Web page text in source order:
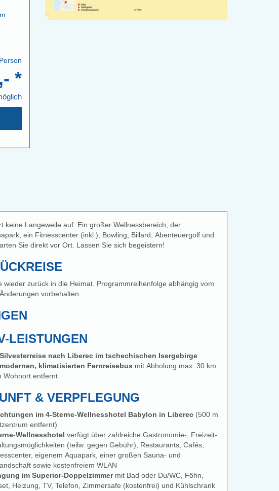
*
keine Langeweile auf: Ein großer Wellnessbereich, der
ein Fitnesscenter (inkl.), Bowling, Billard, Abenteuergolf und
Sie direkt vor Ort. Lassen Sie sich begeistern!
in die Heimat. Programmreihenfolge abhängig vom
vorbehalten.
LEISTUNGEN
nach Liberec im tschechischen Isergebirge
klimatisierten Fernreisebus mit Abholung max. 30 km
Wohnort entfernt
& VERPFLEGUNG
im 4-Sterne-Wellnesshotel Babylon in Liberec (500 m
entfernt)
Wellnesshotel verfügt über zahlreiche Gastronomie-, Freizeit-
(teilw. gegen Gebühr), Restaurants, Cafés,
eigenem Aquapark, einer großen Sauna- und
sowie kostenfreiem WLAN
im Superior-Doppelzimmermit Bad oder Du/WC, Föhn,
Heizung, TV, Telefon, Zimmersafe (kostenfrei) und Kühlschrank